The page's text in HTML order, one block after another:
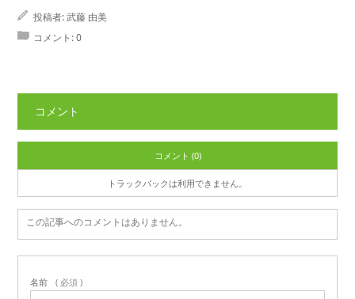
投稿者:武藤 由美
コメント:0
コメント
コメント (0)
トラックバックは利用できません。
この記事へのコメントはありません。
名前 ( 必須 )